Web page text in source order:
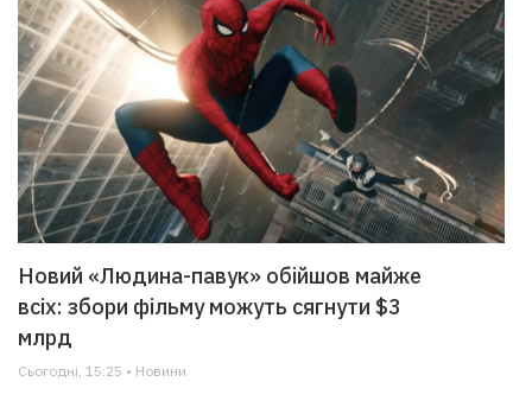
Новий «Людина-павук» обійшов майже
всіх: збори фільму можуть сягнути $3
млрд
Сьогодні, 15:25 • Новини